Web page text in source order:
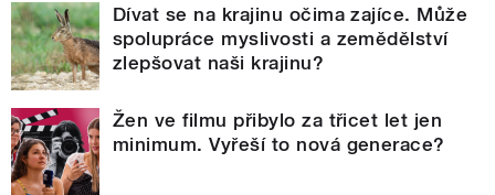
Dívat se na krajinu očima zajíce. Může
spolupráce myslivosti a zemědělství
zlepšovat naši krajinu?
Žen ve filmu přibylo za třicet let jen
minimum. Vyřeší to nová generace?